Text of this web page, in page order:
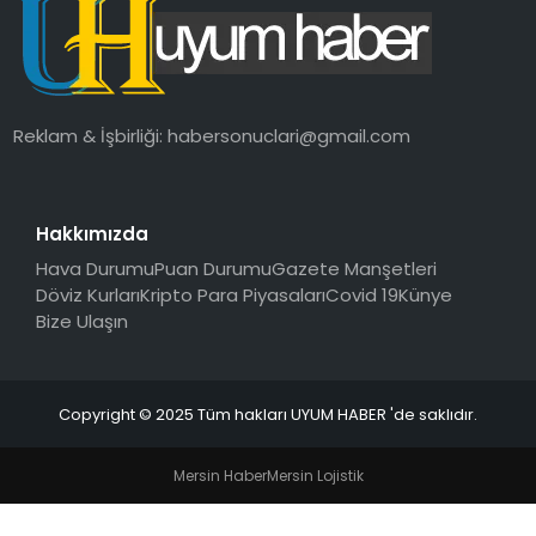
SAĞLIK
MAGAZIN
Reklam & İşbirliği:habersonuclari@gmail.com
Hakkımızda
Hava DurumuPuan DurumuGazete Manşetleri
Döviz KurlarıKripto Para PiyasalarıCovid 19Künye
Bize Ulaşın
Copyright © 2025 Tüm hakları UYUM HABER 'de saklıdır.
Mersin HaberMersin Lojistik